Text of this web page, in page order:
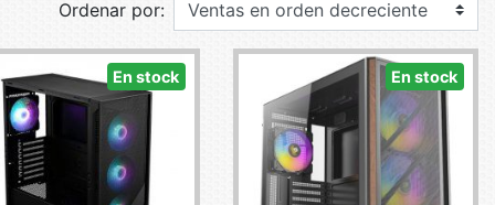
TV ET ACQUISITION VIDÉO
/ PROTECTION TÉLÉPHONE
TABLETTES / SMARTPHONES
TÉLÉPHONIE
CONNECTÉS
Ordenar por:
En stock En stock